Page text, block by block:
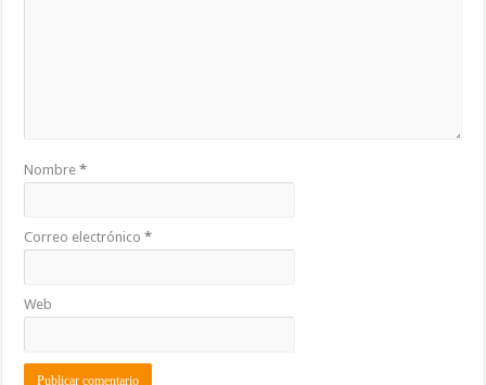
Nombre*
Correo electrónico*
Web